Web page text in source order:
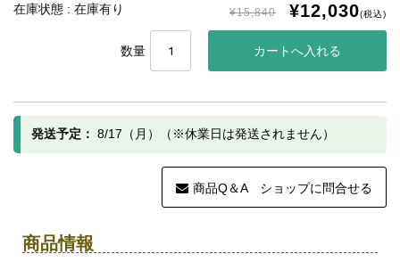
在庫状態 : 在庫有り ¥15,840 ¥12,030(税込)
数量
発送予定： 8/17（月）（※休業日は発送されません）
商品Q＆A ショップに問合せる
商品情報